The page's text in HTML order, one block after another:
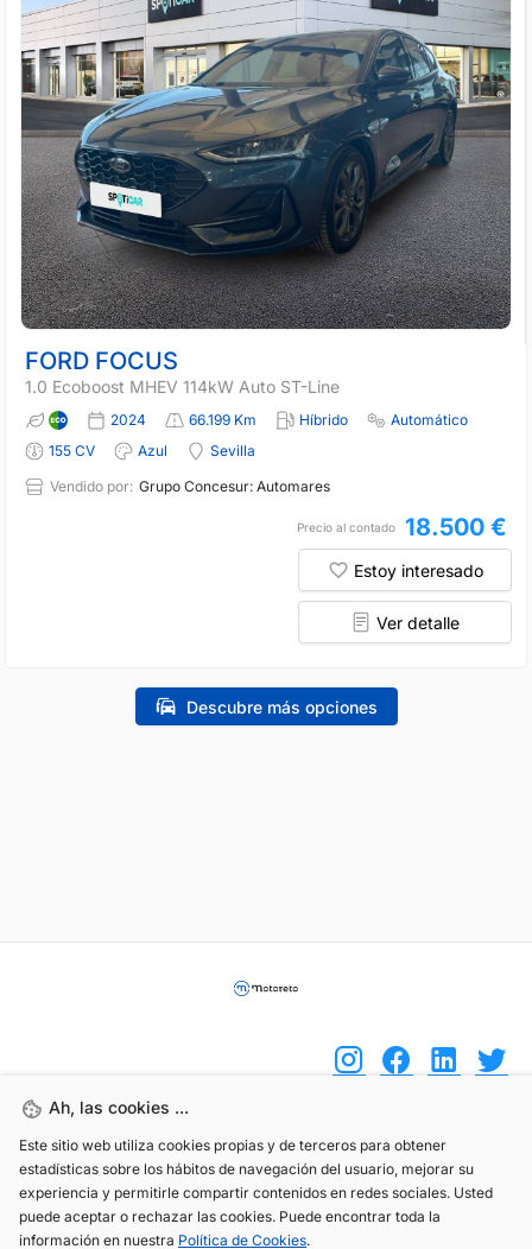
FORD FOCUS
1.0 Ecoboost MHEV 114kW Auto ST-Line
2024 66.199 Km Híbrido
Automático
155 CV
Azul
Sevilla
Vendido por: Grupo Concesur: Automares
Precio al contado 18.500 €
Estoy interesado
Ver detalle
Descubre más opciones
Ah, las cookies ...
Este sitio web utiliza cookies propias y de terceros para obtener
estadísticas sobre los hábitos de navegación del usuario, mejorar su
experiencia y permitirle compartir contenidos en redes sociales. Usted
puede aceptar o rechazar las cookies. Puede encontrar toda la
información en nuestra Política de Cookies.
(+34) 744 408 070
info@motoreto.com